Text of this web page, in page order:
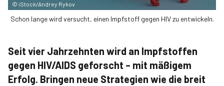
© iStock/Andrey Rykov
Schon lange wird versucht, einen Impfstoff gegen HIV zu entwickeln.
Seit vier Jahrzehnten wird an Impfstoffen
gegen HIV/AIDS geforscht – mit mäßigem
Erfolg. Bringen neue Strategien wie die breit